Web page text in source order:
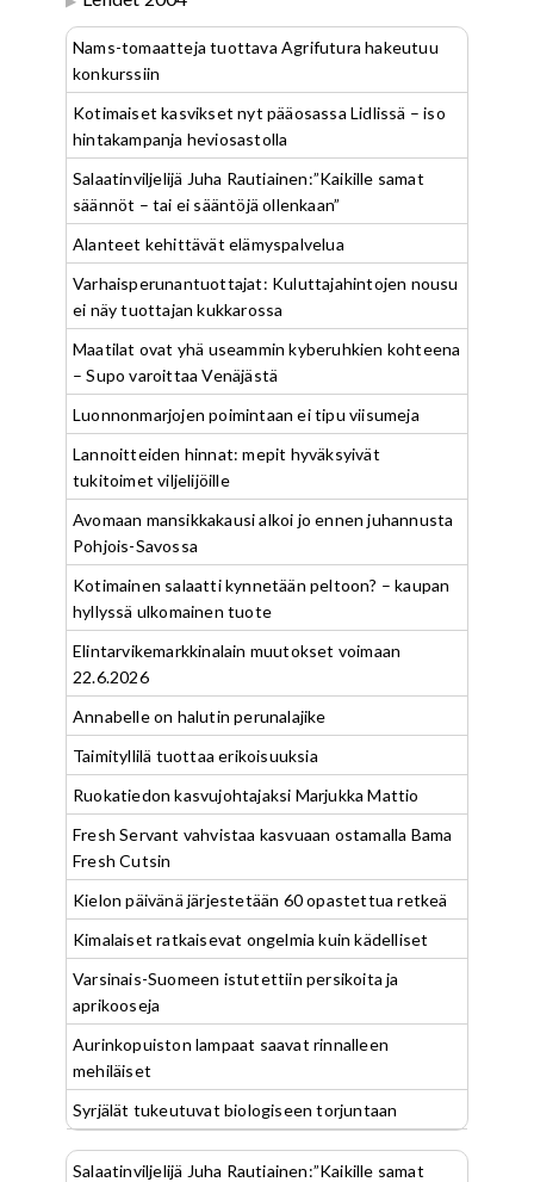
Nams-tomaatteja tuottava Agrifutura hakeutuu
konkurssiin
Kotimaiset kasvikset nyt pääosassa Lidlissä – iso
hintakampanja heviosastolla
Salaatinviljelijä Juha Rautiainen:”Kaikille samat
säännöt – tai ei sääntöjä ollenkaan”
Alanteet kehittävät elämyspalvelua
Varhaisperunantuottajat: Kuluttajahintojen nousu
ei näy tuottajan kukkarossa
Maatilat ovat yhä useammin kyberuhkien kohteena
– Supo varoittaa Venäjästä
Luonnonmarjojen poimintaan ei tipu viisumeja
Lannoitteiden hinnat: mepit hyväksyivät
tukitoimet viljelijöille
Avomaan mansikkakausi alkoi jo ennen juhannusta
Pohjois-Savossa
Kotimainen salaatti kynnetään peltoon? – kaupan
hyllyssä ulkomainen tuote
Elintarvikemarkkinalain muutokset voimaan
22.6.2026
Annabelle on halutin perunalajike
Taimityllilä tuottaa erikoisuuksia
Ruokatiedon kasvujohtajaksi Marjukka Mattio
Fresh Servant vahvistaa kasvuaan ostamalla Bama
Fresh Cutsin
Kielon päivänä järjestetään 60 opastettua retkeä
Kimalaiset ratkaisevat ongelmia kuin kädelliset
Varsinais-Suomeen istutettiin persikoita ja
aprikooseja
Aurinkopuiston lampaat saavat rinnalleen
mehiläiset
Syrjälät tukeutuvat biologiseen torjuntaan
Salaatinviljelijä Juha Rautiainen:”Kaikille samat